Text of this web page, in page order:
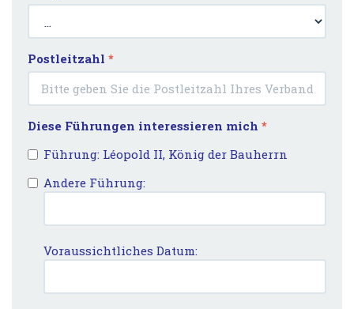
Postleitzahl *
Diese Führungen interessieren mich *
Führung: Léopold II, König der Bauherrn
Andere Führung:
Voraussichtliches Datum: